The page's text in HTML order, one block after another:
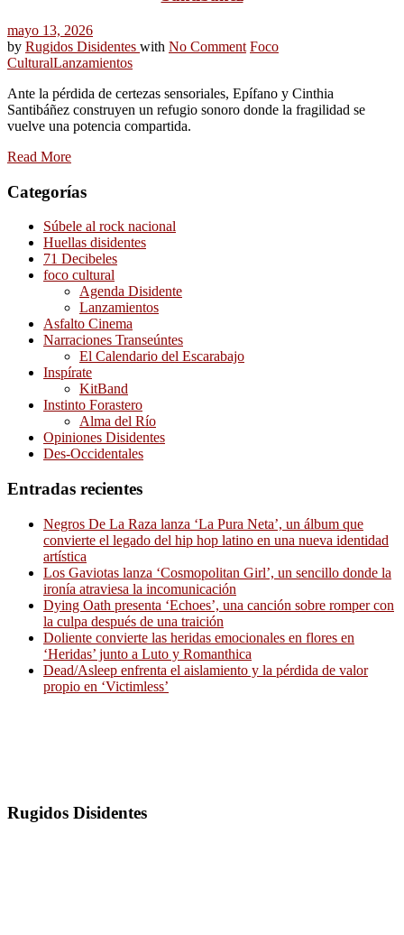
mayo 13, 2026
by Rugidos Disidentes with No Comment Foco
CulturalLanzamientos
Ante la pérdida de certezas sensoriales, Epífano y Cinthia
Santibáñez construyen un refugio sonoro donde la fragilidad se
vuelve una potencia compartida.
Read More
Categorías
Súbele al rock nacional
Huellas disidentes
71 Decibeles
foco cultural
Agenda Disidente
Lanzamientos
Asfalto Cinema
Narraciones Transeúntes
El Calendario del Escarabajo
Inspírate
KitBand
Instinto Forastero
Alma del Río
Opiniones Disidentes
Des-Occidentales
Entradas recientes
Negros De La Raza lanza ‘La Pura Neta’, un álbum que
convierte el legado del hip hop latino en una nueva identidad
artística
Los Gaviotas lanza ‘Cosmopolitan Girl’, un sencillo donde la
ironía atraviesa la incomunicación
Dying Oath presenta ‘Echoes’, una canción sobre romper con
la culpa después de una traición
Doliente convierte las heridas emocionales en flores en
‘Heridas’ junto a Luto y Romanthica
Dead/Asleep enfrenta el aislamiento y la pérdida de valor
propio en ‘Victimless’
Rugidos Disidentes